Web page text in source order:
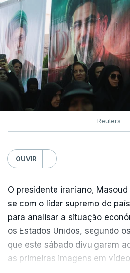
Reuters
OUVIR
O presidente iraniano,
se com o líder supremo do
para analisar a situação
os Estados Unidos, segundo
que este sábado divulgaram
as primeiras imagens em